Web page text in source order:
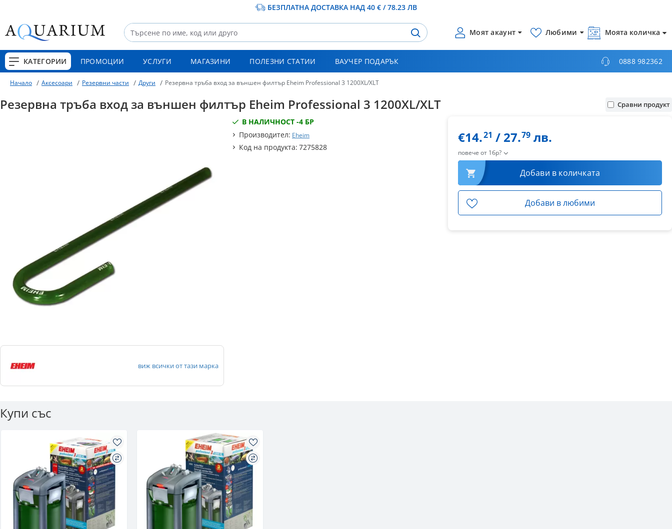
БЕЗПЛАТНА ДОСТАВКА НАД 40 € / 78.23 ЛВ
Моят акаунт Любими Моята количка
КАТЕГОРИИ ПРОМОЦИИ УСЛУГИ МАГАЗИНИ ПОЛЕЗНИ СТАТИИ ВАУЧЕР ПОДАРЪК 0888 982362
Начало Аксесоари Резервни части Други Резервна тръба вход за външен филтър Eheim Professional 3 1200XL/XLT
Резервна тръба вход за външен филтър Eheim Professional 3 1200XL/XLT Сравни продукт
виж всички от тази марка
В НАЛИЧНОСТ -4 БР
Производител: Eheim
Код на продукта: 7275828
€14.21 / 27.79 лв.
повече от 1бр?
Добави в количката
Добави в любими
Купи със